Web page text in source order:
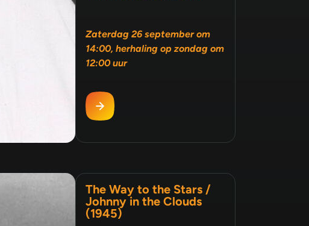
Zaterdag 26 september om
14:00, herhaling op zondag om
12:00 uur
The Way to the Stars /
Johnny in the Clouds
(1945)